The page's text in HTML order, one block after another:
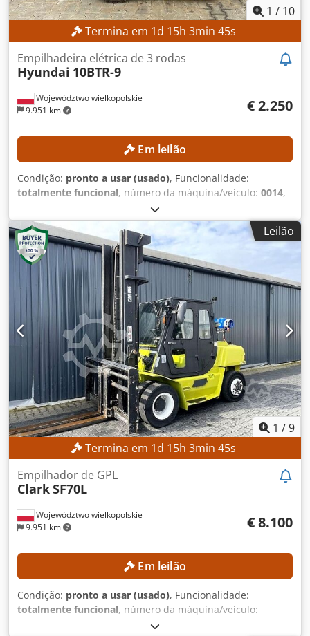
1 / 10
Termina em 1d 15h 3min 42s
Województwo wielkopolskie
9.951 km
Empilhadeira elétrica de 3 rodas
Hyundai 10BTR-9
€ 2.250
Em leilão
Condição: pronto a usar (usado), Funcionalidade:
totalmente funcional, número da máquina/veículo: 0014,
, horas de funcionamento:
capacidade de carga:1.000 kg, altura de elevação:4.735
mm, elevação livre: 1.614 mm, tipo de combustível:
elétrico , tipo de mastro:triplex, Sem preço mínimo –
venda garantida ao lance mais alto! DETALHES TÉCNICOS
Capacidade de carga: 1.000 kg Altura de elevação: 4.735
mm Elevação livre: 1.614 mm Altura total: 2.120 mm
DETALHES DA MÁQUINA Tipo de mastro: Triplex Dwsdpfx
Aozrgc Tohvoa Tipo de combustível: Elétrico Classe ISO: 2
(1.000–2.500 kg) Tensão da bateria: 24 V Horas de
operação: 8.786 h EQUIPAMENTO Deslocador lateral
Referência externa: SL14355SP
Leilão
1 /9
Termina em 1d 15h 3min 42s
Województwo wielkopolskie
9.951 km
Empilhador de GPL
ClarkSF70L
€ 8.100
Em leilão
Condição: pronto a usar (usado), Funcionalidade:
totalmente funcional, número da máquina/veículo:
, Ano de fabrico: